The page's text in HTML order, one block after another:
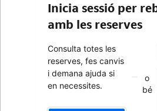
Inicia sessió per
amb les reserves
Consulta totes les
reserves, fes canvis
i demana ajuda si
en necessites.
o
bé